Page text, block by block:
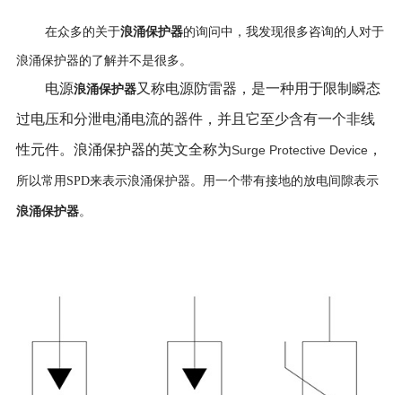
在众多的关于浪涌保护器的询问中，我发现很多咨询的人对于
浪涌保护器的了解并不是很多。
电源浪涌保护器又称电源防雷器，是一种用于限制瞬态
过电压和分泄电涌电流的器件，并且它至少含有一个非线
性元件。浪涌保护器的英文全称为Surge Protective Device，
所以常用SPD来表示浪涌保护器。用一个带有接地的放电间隙表示
浪涌保护器。